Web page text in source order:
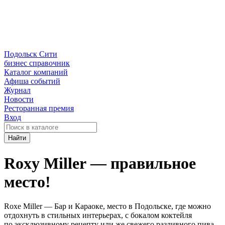
Подольск Сити
бизнес справочник
Каталог компаний
Афиша событий
Журнал
Новости
Ресторанная премия
Вход
Найти
Roxy Miller — правильное
место!
Roxe Miller — Бар и Караоке, место в Подольске, где можно
отдохнуть в стильных интерьерах, с бокалом коктейля